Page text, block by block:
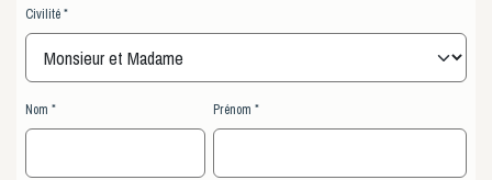
Civilité
Nom Prénom